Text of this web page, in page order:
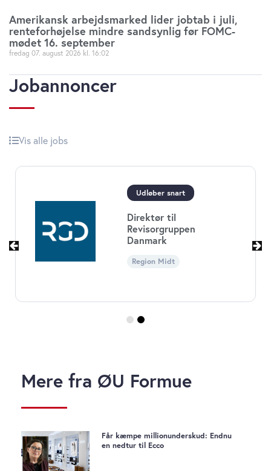
Amerikansk arbejdsmarked lider jobtab i juli,
renteforhøjelse mindre sandsynlig før FOMC-
mødet 16. september
fredag 07. august 2026 16:02
Jobannoncer
Vis alle jobs
Udløber snart
Direktør til
Revisorgruppen
Danmark
Region Midt
Mere fra ØU Formue
Får kæmpe millionunderskud: Endnu
en nedtur til Ecco